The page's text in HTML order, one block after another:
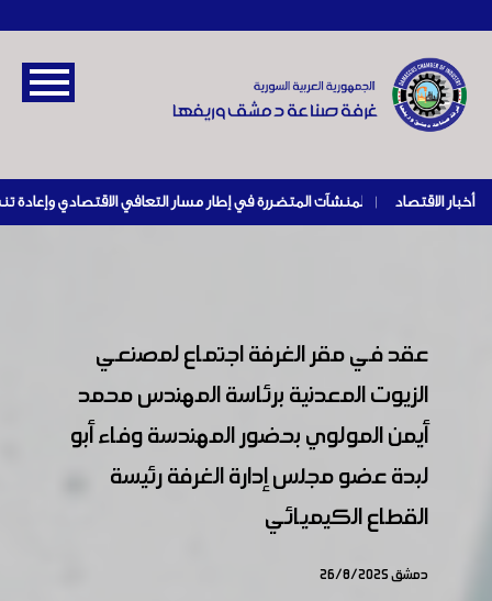
أخبار الاقتصاد |
عقد في مقر الغرفة اجتماع لمصنعي
الزيوت المعدنية برئاسة المهندس محمد
أيمن المولوي بحضور المهندسة وفاء أبو
لبدة عضو مجلس إدارة الغرفة رئيسة
القطاع الكيميائي
دمشق 26/8/2025